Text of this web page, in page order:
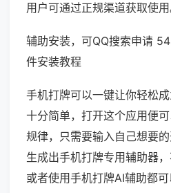
用户可通过正规渠道获取使用
辅助安装，可QQ搜索申请
件安装教程
手机打牌可以一键让你轻松
十分简单，打开这个应用便
规律，只需要输入自己想要
生成出手机打牌专用辅助器
或者使用手机打牌AI辅助都可